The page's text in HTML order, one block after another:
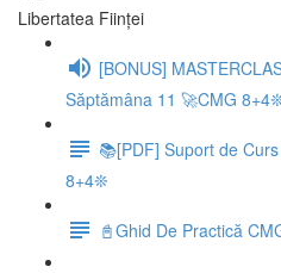
Libertatea Ființei
[BONUS]
Săptămâna 11 🚀CMG
📚[PDF] Suport de
8+4❊
📓Ghid De Practică